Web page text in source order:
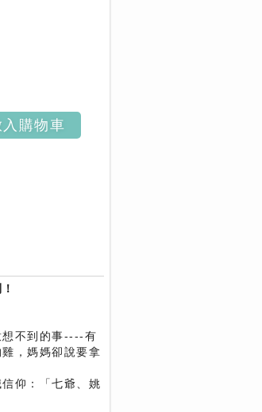
入購物車
想不到的事----有
，媽媽卻說要拿
仰：「七爺、姚